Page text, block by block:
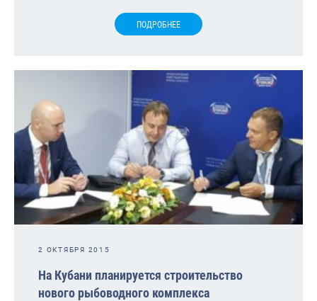
ПОДРОБНЕЕ
2 ОКТЯБРЯ 2015
На Кубани планируется строительство
нового рыбоводного комплекса